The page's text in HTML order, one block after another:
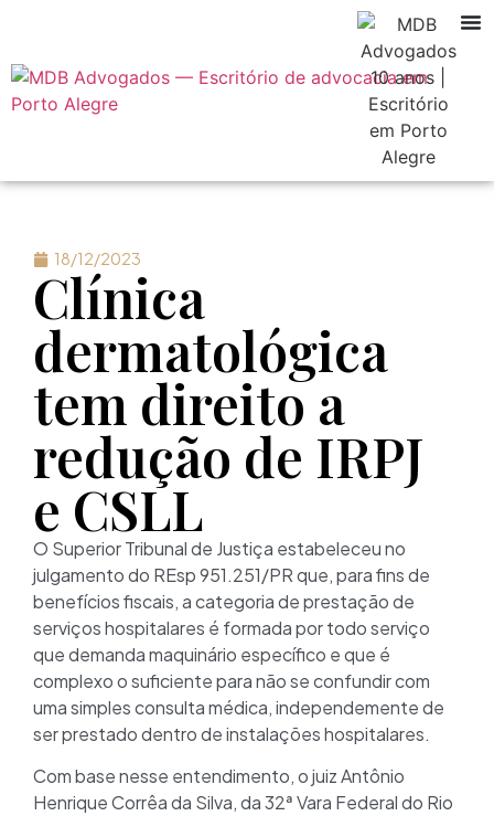
18/12/2023
Clínica
dermatológica
tem direito a
redução de IRPJ
e CSLL
O Superior Tribunal de Justiça estabeleceu no
julgamento do REsp 951.251/PR que, para fins de
benefícios fiscais, a categoria de prestação de
serviços hospitalares é formada por todo serviço
que demanda maquinário específico e que é
complexo o suficiente para não se confundir com
uma simples consulta médica, independemente de
ser prestado dentro de instalações hospitalares.
Com base nesse entendimento, o juiz Antônio
Henrique Corrêa da Silva, da 32ª Vara Federal do Rio